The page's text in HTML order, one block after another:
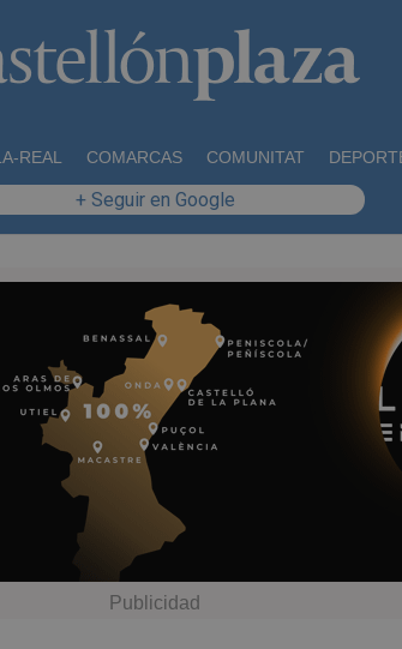
REAL COMARCAS COMUNITAT
+ Seguir en Google